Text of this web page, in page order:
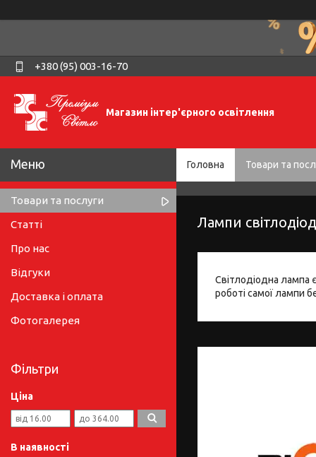
+380 (95) 003-16-70
Магазин інтер'єрного освітлення
Головна Товари та
Лампи
Світлодіодна лампа
роботі самої лампи
Товари та послуги
Статті
Про нас
Відгуки
Доставка і оплата
Фотогалерея
Фільтри
Ціна
В наявності